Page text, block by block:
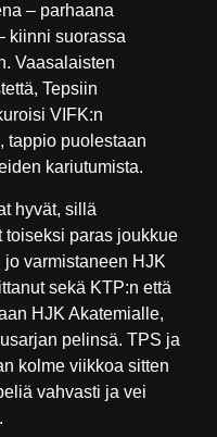
– parhaana
kiinni suorassa
Vaasalaisten
Tepsiin
VIFK:n
tappio puolestaan
kariutumista.
hyvät, sillä
toiseksi paras joukkue
varmistaneen HJK
sekä KTP:n että
HJK Akatemialle,
pelinsä. TPS ja
kolme viikkoa sitten
vahvasti ja vei